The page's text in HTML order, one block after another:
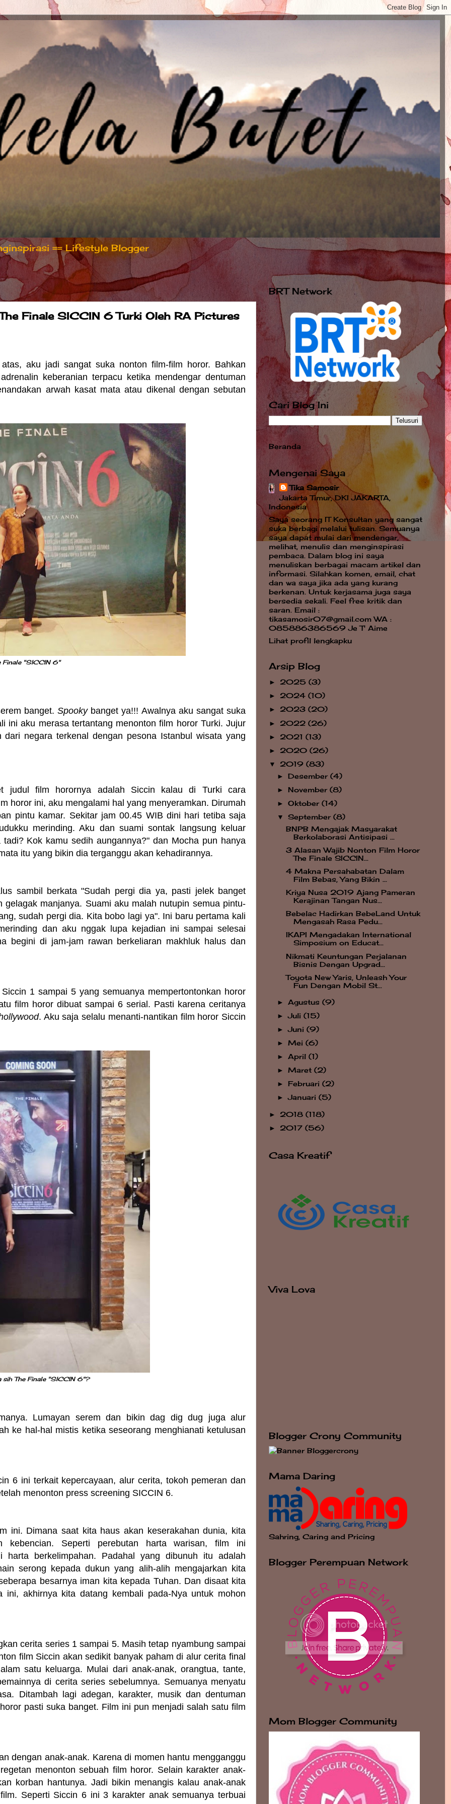
== Lifestyle Blogger
Finale SICCIN 6 Turki Oleh RA Pictures
aku jadi sangat suka nonton film-film horor. Bahkan
keberanian terpacu ketika mendengar dentuman
arwah kasat mata atau dikenal dengan sebutan
Finale "SICCIN 6"
banget.Spooky banget ya!!! Awalnya aku sangat suka
ini aku merasa tertantang menonton film horor Turki. Jujur
negara terkenal dengan pesona Istanbul wisata yang
judul film horornya adalah Siccin kalau di Turki cara
horor ini, aku mengalami hal yang menyeramkan. Dirumah
pintu kamar. Sekitar jam 00.45 WIB dini hari tetiba saja
merinding. Aku dan suami sontak langsung keluar
Kok kamu sedih aungannya?" dan Mocha pun hanya
itu yang bikin dia terganggu akan kehadirannya.
sambil berkata "Sudah pergi dia ya, pasti jelek banget
manjanya. Suami aku malah nutupin semua pintu-
sudah pergi dia. Kita bobo lagi ya". Ini baru pertama kali
dan aku nggak lupa kejadian ini sampai selesai
begini di jam-jam rawan berkeliaran makhluk halus dan
1 sampai 5 yang semuanya mempertontonkan horor
film horor dibuat sampai 6 serial. Pasti karena ceritanya
. Aku saja selalu menanti-nantikan film horor Siccin
sih The Finale "SICCIN 6"?
Lumayan serem dan bikin dag dig dug juga alur
ke hal-hal mistis ketika seseorang menghianati ketulusan
6 ini terkait kepercayaan, alur cerita, tokoh pemeran dan
menonton press screening SICCIN 6.
ini. Dimana saat kita haus akan keserakahan dunia, kita
kebencian. Seperti perebutan harta warisan, film ini
harta berkelimpahan. Padahal yang dibunuh itu adalah
serong kepada dukun yang alih-alih mengajarkan kita
besarnya iman kita kepada Tuhan. Dan disaat kita
akhirnya kita datang kembali pada-Nya untuk mohon
cerita series 1 sampai 5. Masih tetap nyambung sampai
film Siccin akan sedikit banyak paham di alur cerita final
satu keluarga. Mulai dari anak-anak, orangtua, tante,
di cerita series sebelumnya. Semuanya menyatu
Ditambah lagi adegan, karakter, musik dan dentuman
pasti suka banget. Film ini pun menjadi salah satu film
dengan anak-anak. Karena di momen hantu mengganggu
menonton sebuah film horor. Selain karakter anak-
korban hantunya. Jadi bikin menangis kalau anak-anak
Seperti Siccin 6 ini 3 karakter anak semuanya terbuai
BRT Network
Cari Blog Ini
Beranda
Mengenai Saya
Tika Samosir
Jakarta Timur, DKI JAKARTA,
Indonesia
Saya seorang IT Konsultan yang sangat
suka berbagi melalui tulisan. Semuanya
saya dapat mulai dari mendengar,
melihat, menulis dan menginspirasi
pembaca. Dalam blog ini saya
menuliskan berbagai macam artikel dan
informasi. Silahkan komen, email, chat
dan wa saya jika ada yang kurang
berkenan. Untuk kerjasama juga saya
bersedia sekali. Feel free kritik dan
saran. Email :
tikasamosir07@gmail.com WA :
085886386569 Je T' Aime
Lihat profil lengkapku
Arsip Blog
► 2025 (3)
► 2024 (10)
► 2023 (20)
► 2022 (26)
► 2021 (13)
► 2020 (26)
▼ 2019 (83)
►Desember(4)
►November(8)
►Oktober(14)
▼September(8)
BNPB Mengajak Masyarakat
Berkolaborasi Antisipasi ...
3 Alasan Wajib Nonton Film Horor
The Finale SICCIN...
4 Makna Persahabatan Dalam
Film Bebas, Yang Bikin ...
Kriya Nusa 2019 Ajang Pameran
Kerajinan Tangan Nus...
Bebelac Hadirkan BebeLand Untuk
Mengasah Rasa Pedu...
IKAPI Mengadakan International
Simposium on Educat...
Nikmati Keuntungan Perjalanan
Bisnis Dengan Upgrad...
Toyota New Yaris, Unleash Your
Fun Dengan Mobil St...
►Agustus(9)
►Juli(15)
►Juni(9)
►Mei(6)
►April(1)
►Maret(2)
►Februari(2)
►Januari(5)
► 2018 (118)
► 2017 (56)
Casa Kreatif
Viva Lova
Blogger Crony Community
Mama Daring
Sahring, Caring and Pricing
Blogger Perempuan Network
Mom Blogger Community